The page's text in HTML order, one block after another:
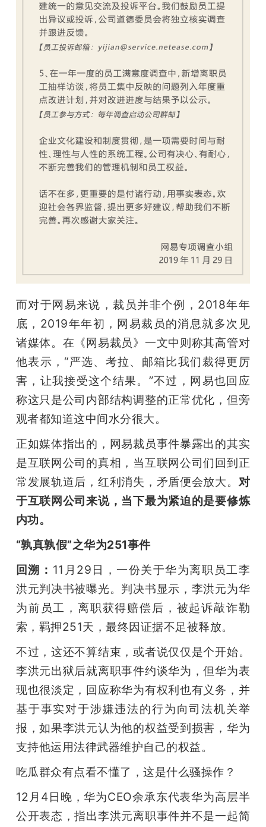
而对于网易来说，裁员并非个例，2018年年
底，2019年年初，网易裁员的消息就多次见
诸媒体。在《网易裁员》一文中则称其高管对
他表示，“严选、考拉、邮箱比我们裁得更厉
害，让我接受这个结果。”不过，网易也回应
称这只是公司内部结构调整的正常优化，但旁
观者都知道这中间水分很大。
正如媒体指出的，网易裁员事件暴露出的其实
是互联网公司的真相，当互联网公司们回到正
常发展轨道后，红利消失，矛盾便会放大。 对
于互联网公司来说，当下最为紧迫的是要修炼
内功。
“孰真孰假”之华为251事件
回溯： 11月29日，一份关于华为离职员工李
洪元判决书被曝光。判决书显示，李洪元为华
为前员工，离职获得赔偿后，被起诉敲诈勒
索，羁押251天，最终因证据不足被释放。
不过，这还不算结束，或者说仅仅是个开始。
李洪元出狱后就离职事件约谈华为，但华为表
现也很淡定，回应称华为有权利也有义务，并
基于事实对于涉嫌违法的行为向司法机关举
报，如果李洪元认为他的权益受到损害，华为
支持他运用法律武器维护自己的权益。
吃瓜群众有点看不懂了，这是什么骚操作？
12月4日晚，华为CEO余承东代表华为高层半
公开表态，指出李洪元离职事件并不是一起简